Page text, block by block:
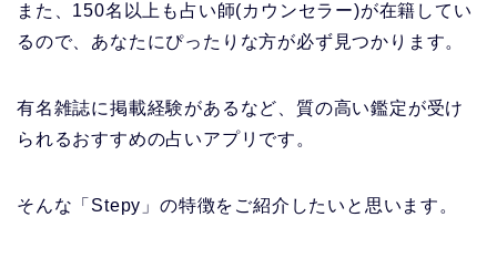
また、150名以上も占い師(カウンセラー)が在籍してい
るので、あなたにぴったりな方が必ず見つかります。
有名雑誌に掲載経験があるなど、質の高い鑑定が受け
られるおすすめの占いアプリです。
そんな「Stepy」の特徴をご紹介したいと思います。